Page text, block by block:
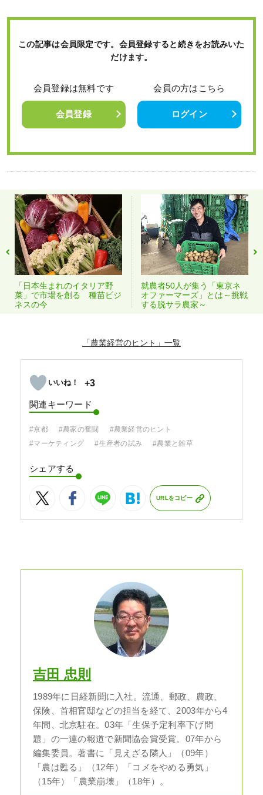
この記事は会員限定です。会員登録すると続きをお読みいた
だけます。
会員登録は無料です
会員登録
会員の方はこちら
ログイン
「日本生まれのイタリア野
菜」で市場を創る 種苗ビジ
ネスの今
就農者50人が集う「東京ネ
オファーマーズ」とは～挑戦
する脱サラ農家～
「農業経営のヒント」
+3
関連キーワード
#京都 #農家の奮闘
#農業経営のヒント
#マーケティング
#生産者の試み #農業と雑草
シェアする
URLをコピー
吉田 忠則
1989年に日経新聞に入社。流通、郵政、農政、
保険、首相官邸などの担当を経て、2003年から4
年間、北京駐在。03年「生保予定利率下げ問
題」の一連の報道で新聞協会賞受賞。07年から
編集委員。著書に「見えざる隣人」（09年）
「農は甦る」（12年）「コメをやめる勇気」
（15年）「農業崩壊」（18年）。